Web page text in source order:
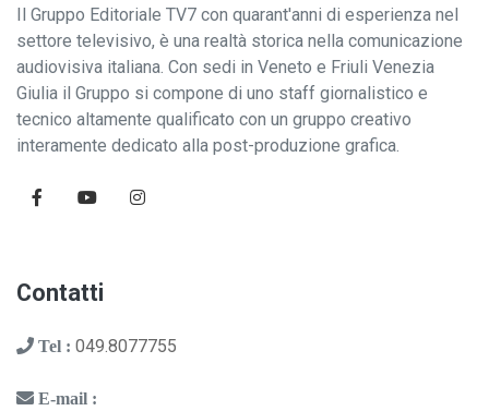
Il Gruppo Editoriale TV7 con quarant'anni di esperienza nel
settore televisivo, è una realtà storica nella comunicazione
audiovisiva italiana. Con sedi in Veneto e Friuli Venezia
Giulia il Gruppo si compone di uno staff giornalistico e
tecnico altamente qualificato con un gruppo creativo
interamente dedicato alla post-produzione grafica.
Contatti
Tel : 049.8077755
E-mail :